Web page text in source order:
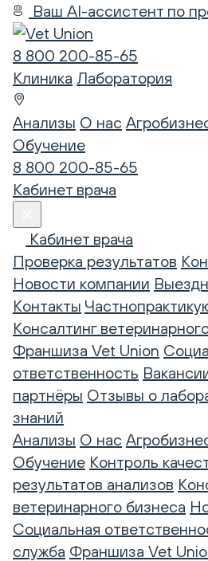
Ваш AI-ассистент по
8 800 200-85-65
Клиника Лаборатория
Анализы О нас
Обучение
8 800 200-85-65
Кабинет врача
Кабинет врача
Проверка результатов
Новости компании
Контакты
Консалтинг
Франшиза Vet Union
ответственность
партнёры Отзывы о
знаний
Анализы О нас
Обучение Контроль
результатов анализов
ветеринарного бизнеса
Социальная
служба Франшиза Vet